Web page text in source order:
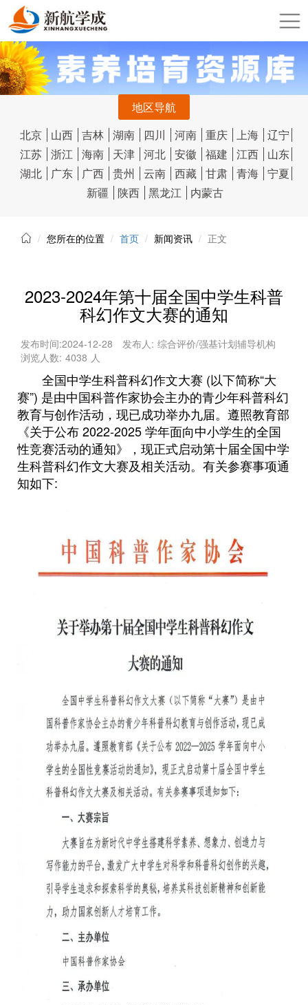
地区导航
北京
山西 吉林 湖南 四川 河南 重庆 上海 辽宁
江苏 浙江 海南 天津 河北 安徽 福建 江西
山东
湖北
广东 广西 贵州 云南 西藏 甘肃 青海 宁夏
新疆
陕西 黑龙江 内蒙古
您所在的位置 首页 新闻资讯 正文
2023-2024年第十届全国中学生科普
科幻作文大赛的通知
发布时间:2024-12-28 发布人: 综合评价/强基计划辅导机构
浏览人数: 4038 人
全国中学生科普科幻作文大赛 (以下简称“大
赛”) 是由中国科普作家协会主办的青少年科普科幻
教育与创作活动，现已成功举办九届。遵照教育部
《关于公布 2022-2025 学年面向中小学生的全国
性竞赛活动的通知》，现正式启动第十届全国中学
生科普科幻作文大赛及相关活动。有关参赛事项通
知如下: